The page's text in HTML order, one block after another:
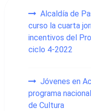
Alcaldía de
curso la cuarta
incentivos del
ciclo 4-2022
Jóvenes en
programa
de Cultura